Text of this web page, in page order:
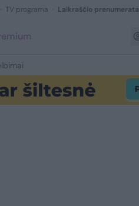
TV programa Laikraščio prenumerata